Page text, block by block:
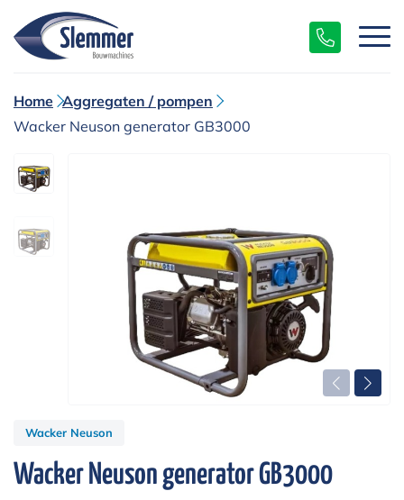
Home Aggregaten / pompen
Wacker Neuson generator GB3000
Wacker Neuson
Wacker Neuson generator GB3000